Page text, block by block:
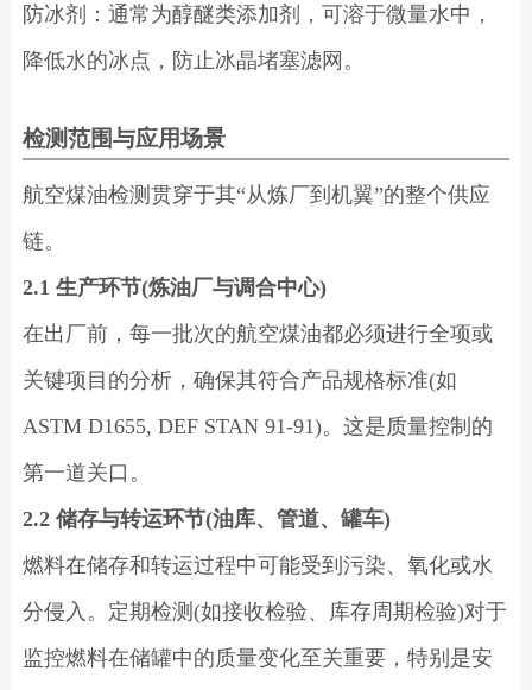
防冰剂：通常为醇醚类添加剂，可溶于微量水中，
降低水的冰点，防止冰晶堵塞滤网。
检测范围与应用场景
航空煤油检测贯穿于其“从炼厂到机翼”的整个供应
链。
2.1 生产环节(炼油厂与调合中心)
在出厂前，每一批次的航空煤油都必须进行全项或
关键项目的分析，确保其符合产品规格标准(如
ASTM D1655, DEF STAN 91-91)。这是质量控制的
第一道关口。
2.2 储存与转运环节(油库、管道、罐车)
燃料在储存和转运过程中可能受到污染、氧化或水
分侵入。定期检测(如接收检验、库存周期检验)对于
监控燃料在储罐中的质量变化至关重要，特别是安